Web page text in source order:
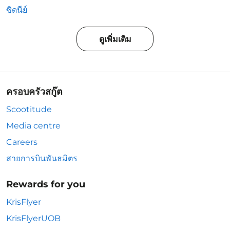
ซิดนีย์
ดูเพิ่มเติม
ครอบครัวสกู๊ต
Scootitude
Media centre
Careers
สายการบินพันธมิตร
Rewards for you
KrisFlyer
KrisFlyerUOB